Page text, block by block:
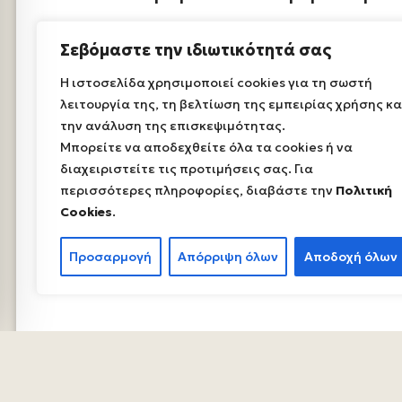
Σεβόμαστε την ιδιωτικότητά σας
Η ιστοσελίδα χρησιμοποιεί cookies για τη σωστή
λειτουργία της, τη βελτίωση της εμπειρίας χρήσης
την ανάλυση της επισκεψιμότητας.
Μπορείτε να αποδεχθείτε όλα τα cookies ή να
διαχειριστείτε τις προτιμήσεις σας. Για
περισσότερες πληροφορίες, διαβάστε την Πολιτική
Cookies.
Προσαρμογή Απόρριψη όλων Αποδοχή όλων